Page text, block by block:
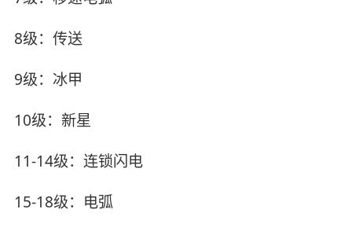
8级：传送
9级：冰甲
10级：新星
11-14级：连锁闪电
15-18级：电弧